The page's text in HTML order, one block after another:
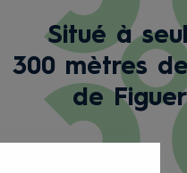
Situé à
300 mètres
de